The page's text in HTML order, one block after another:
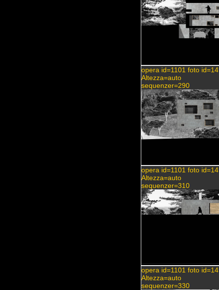
opera id=1101 foto
Altezza=auto
sequenzer=290
opera id=1101 foto
Altezza=auto
sequenzer=310
opera id=1101 foto
Altezza=auto
sequenzer=330